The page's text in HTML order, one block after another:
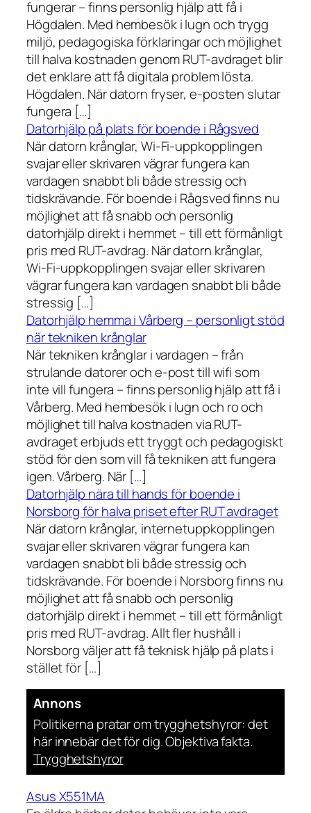
fungerar – finns personlig hjälp att få i
Högdalen. Med hembesök i lugn och trygg
miljö, pedagogiska förklaringar och möjlighet
till halva kostnaden genom RUT-avdraget blir
det enklare att få digitala problem lösta.
Högdalen. När datorn fryser, e-posten slutar
fungera […]
Datorhjälp på plats för boende i Rågsved
När datorn krånglar, Wi-Fi-uppkopplingen
svajar eller skrivaren vägrar fungera kan
vardagen snabbt bli både stressig och
tidskrävande. För boende i Rågsved finns nu
möjlighet att få snabb och personlig
datorhjälp direkt i hemmet – till ett förmånligt
pris med RUT-avdrag. När datorn krånglar,
Wi-Fi-uppkopplingen svajar eller skrivaren
vägrar fungera kan vardagen snabbt bli både
stressig […]
Datorhjälp hemma i Vårberg – personligt stöd
när tekniken krånglar
När tekniken krånglar i vardagen – från
strulande datorer och e-post till wifi som
inte vill fungera – finns personlig hjälp att få i
Vårberg. Med hembesök i lugn och ro och
möjlighet till halva kostnaden via RUT-
avdraget erbjuds ett tryggt och pedagogiskt
stöd för den som vill få tekniken att fungera
igen. Vårberg. När […]
Datorhjälp nära till hands för boende i
Norsborg för halva priset efter RUT avdraget
När datorn krånglar, internetuppkopplingen
svajar eller skrivaren vägrar fungera kan
vardagen snabbt bli både stressig och
tidskrävande. För boende i Norsborg finns nu
möjlighet att få snabb och personlig
datorhjälp direkt i hemmet – till ett förmånligt
pris med RUT-avdrag. Allt fler hushåll i
Norsborg väljer att få teknisk hjälp på plats i
stället för […]
Annons
Politikerna pratar om trygghetshyror: det
här innebär det för dig. Objektiva fakta.
Trygghetshyror
Asus X551MA